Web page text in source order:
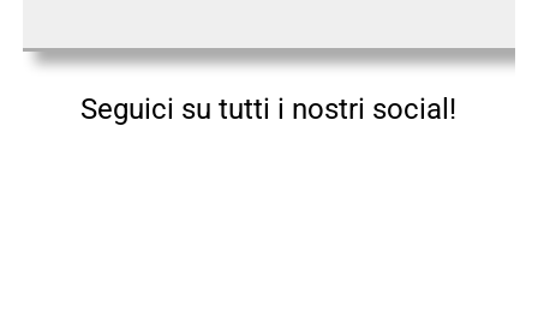
Seguici su tutti i nostri social!